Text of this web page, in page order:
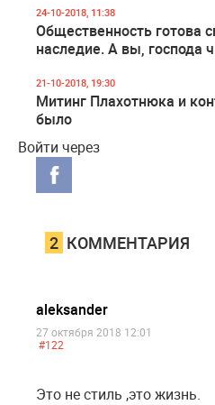
24-10-2018, 11:38
Общественность готова
наследие. А вы, господа
21-10-2018, 19:30
Митинг Плахотнюка и
было
Войти через
2 КОММЕНТАРИЯ
aleksander
27 октября 2018 12:01
#122
Это не стиль ,это жизнь.